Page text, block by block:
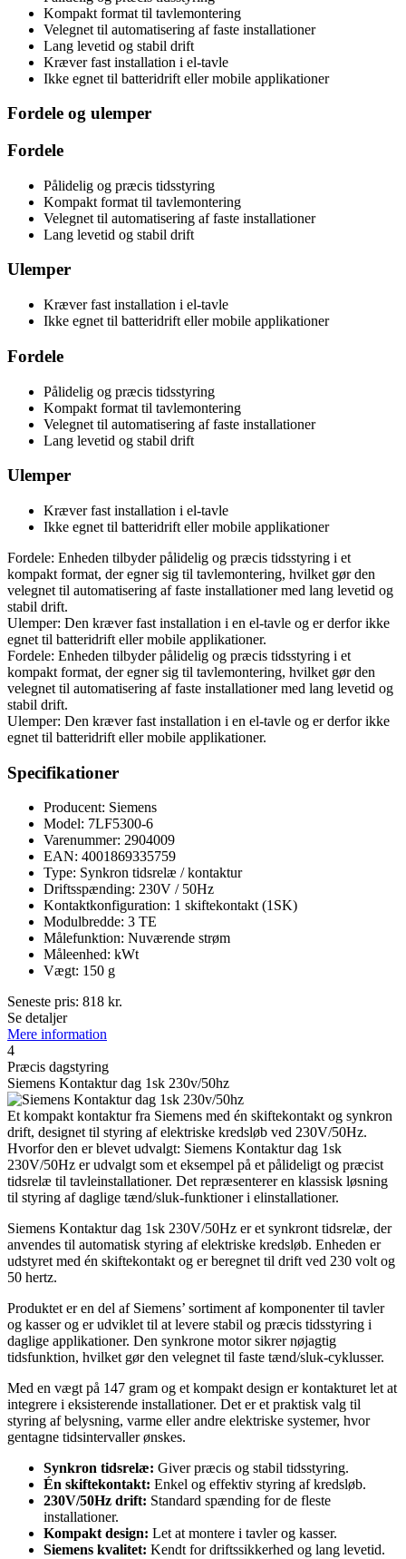
Kompakt format til tavlemontering
Velegnet til automatisering af faste installationer
Lang levetid og stabil drift
Kræver fast installation i el-tavle
Ikke egnet til batteridrift eller mobile applikationer
Fordele og ulemper
Fordele
Pålidelig og præcis tidsstyring
Kompakt format til tavlemontering
Velegnet til automatisering af faste installationer
Lang levetid og stabil drift
Ulemper
Kræver fast installation i el-tavle
Ikke egnet til batteridrift eller mobile applikationer
Fordele
Pålidelig og præcis tidsstyring
Kompakt format til tavlemontering
Velegnet til automatisering af faste installationer
Lang levetid og stabil drift
Ulemper
Kræver fast installation i el-tavle
Ikke egnet til batteridrift eller mobile applikationer
Fordele: Enheden tilbyder pålidelig og præcis tidsstyring i et
kompakt format, der egner sig til tavlemontering, hvilket gør den
velegnet til automatisering af faste installationer med lang levetid og
stabil drift.
Ulemper: Den kræver fast installation i en el-tavle og er derfor ikke
egnet til batteridrift eller mobile applikationer.
Fordele: Enheden tilbyder pålidelig og præcis tidsstyring i et
kompakt format, der egner sig til tavlemontering, hvilket gør den
velegnet til automatisering af faste installationer med lang levetid og
stabil drift.
Ulemper: Den kræver fast installation i en el-tavle og er derfor ikke
egnet til batteridrift eller mobile applikationer.
Specifikationer
Producent: Siemens
Model: 7LF5300-6
Varenummer: 2904009
EAN: 4001869335759
Type: Synkron tidsrelæ / kontaktur
Driftsspænding: 230V / 50Hz
Kontaktkonfiguration: 1 skiftekontakt (1SK)
Modulbredde: 3 TE
Målefunktion: Nuværende strøm
Måleenhed: kWt
Vægt: 150 g
Seneste pris: 818 kr.
Se detaljer
Mere information
4
Præcis dagstyring
Siemens Kontaktur dag 1sk 230v/50hz
Et kompakt kontaktur fra Siemens med én skiftekontakt og synkron
drift, designet til styring af elektriske kredsløb ved 230V/50Hz.
Hvorfor den er blevet udvalgt: Siemens Kontaktur dag 1sk
230V/50Hz er udvalgt som et eksempel på et pålideligt og præcist
tidsrelæ til tavleinstallationer. Det repræsenterer en klassisk løsning
til styring af daglige tænd/sluk-funktioner i elinstallationer.
Siemens Kontaktur dag 1sk 230V/50Hz er et synkront tidsrelæ, der
anvendes til automatisk styring af elektriske kredsløb. Enheden er
udstyret med én skiftekontakt og er beregnet til drift ved 230 volt og
50 hertz.
Produktet er en del af Siemens’ sortiment af komponenter til tavler
og kasser og er udviklet til at levere stabil og præcis tidsstyring i
daglige applikationer. Den synkrone motor sikrer nøjagtig
tidsfunktion, hvilket gør den velegnet til faste tænd/sluk-cyklusser.
Med en vægt på 147 gram og et kompakt design er kontakturet let at
integrere i eksisterende installationer. Det er et praktisk valg til
styring af belysning, varme eller andre elektriske systemer, hvor
gentagne tidsintervaller ønskes.
Synkron tidsrelæ: Giver præcis og stabil tidsstyring.
Én skiftekontakt: Enkel og effektiv styring af kredsløb.
230V/50Hz drift: Standard spænding for de fleste
installationer.
Kompakt design: Let at montere i tavler og kasser.
Siemens kvalitet: Kendt for driftssikkerhed og lang levetid.